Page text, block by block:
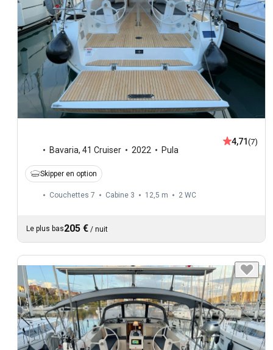
Bavaria, 41 Cruiser 2022 Pula
4,71 (7)
Skipper en option
Couchettes 7 Cabine 3 12,5 m 2 WC
Le plus bas205 € / nuit